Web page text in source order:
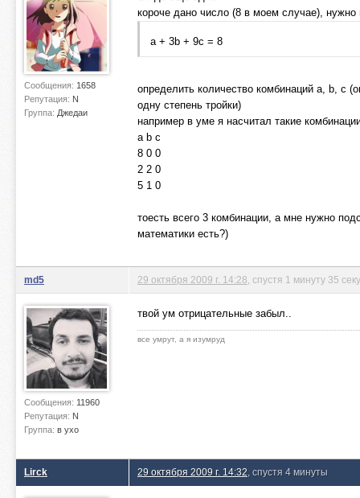
Сообщения: 1658
Репутация: N
Группа: Джедаи
короче дано число (8 в моем случае), нужно
a + 3b + 9c = 8
определить количество комбинаций a, b, c
одну степень тройки)
например в уме я насчитал такие
a b c
8 0 0
2 2 0
5 1 0
тоесть всего 3 комбинации, а мне нужно
математики есть?)
md5
Сообщения: 11960
Репутация: N
Группа: в ухо
29 октября 2009 г. 14:28 , спустя 1 минуту 35
твой ум отрицательные забыл..
все умрут, а я изумруд
Lirck 29 октября 2009 г. 14:32 , спустя 4 минуты